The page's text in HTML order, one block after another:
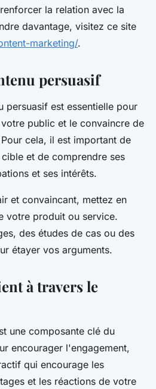
la relation avec la
davantage, visitez ce site
marketing/.
persuasif
persuasif est essentielle pour
public et le convaincre de
cela, il est important de
et de comprendre ses
et ses intérêts.
et convaincant, mettez en
votre produit ou service.
des études de cas ou des
étayer vos arguments.
à travers le
une composante clé du
encourager l'engagement,
qui encourage les
et les réactions de votre